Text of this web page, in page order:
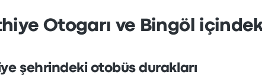
Otogarı ve Bingöl
şehrindeki otobüs durakları